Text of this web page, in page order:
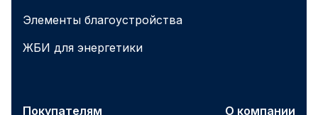
Элементы благоустройства
ЖБИ для энергетики
Покупателям
О компании